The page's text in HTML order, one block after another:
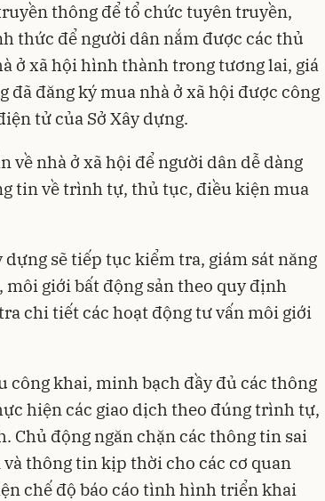
thông để tổ chức tuyên truyền,
thức để người dân nắm được các thủ
ở xã hội hình thành trong tương lai, giá
đã đăng ký mua nhà ở xã hội được công
tử của Sở Xây dựng.
về nhà ở xã hội để người dân dễ dàng
tin về trình tự, thủ tục, điều kiện mua
sẽ tiếp tục kiểm tra, giám sát năng
môi giới bất động sản theo quy định
chi tiết các hoạt động tư vấn môi giới
công khai, minh bạch đầy đủ các thông
hiện các giao dịch theo đúng trình tự,
Chủ động ngăn chặn các thông tin sai
thông tin kịp thời cho các cơ quan
chế độ báo cáo tình hình triển khai